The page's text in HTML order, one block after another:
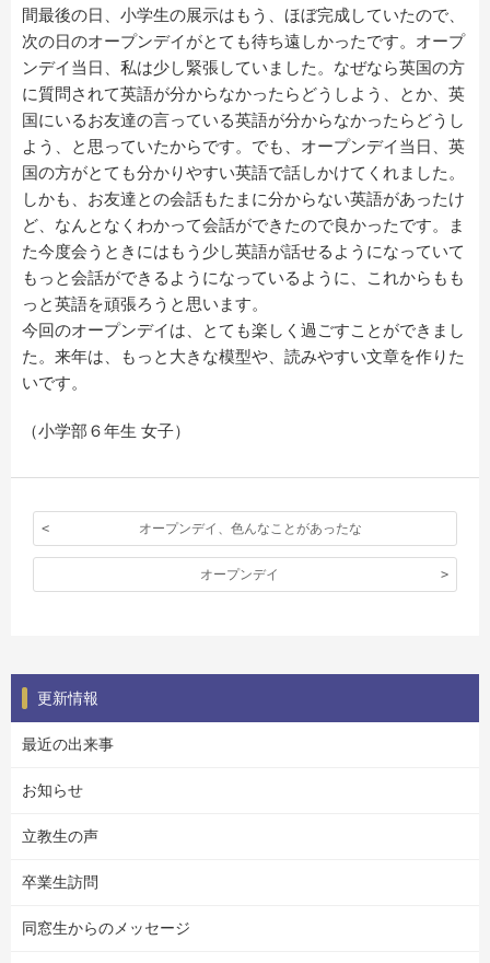
間最後の日、小学生の展示はもう、ほぼ完成していたので、
次の日のオープンデイがとても待ち遠しかったです。オープ
ンデイ当日、私は少し緊張していました。なぜなら英国の方
に質問されて英語が分からなかったらどうしよう、とか、英
国にいるお友達の言っている英語が分からなかったらどうし
よう、と思っていたからです。でも、オープンデイ当日、英
国の方がとても分かりやすい英語で話しかけてくれました。
しかも、お友達との会話もたまに分からない英語があったけ
ど、なんとなくわかって会話ができたので良かったです。ま
た今度会うときにはもう少し英語が話せるようになっていて
もっと会話ができるようになっているように、これからもも
っと英語を頑張ろうと思います。
今回のオープンデイは、とても楽しく過ごすことができまし
た。来年は、もっと大きな模型や、読みやすい文章を作りた
いです。
（小学部６年生 女子）
オープンデイ、色んなことがあったな
オープンデイ
更新情報
最近の出来事
お知らせ
立教生の声
卒業生訪問
同窓生からのメッセージ